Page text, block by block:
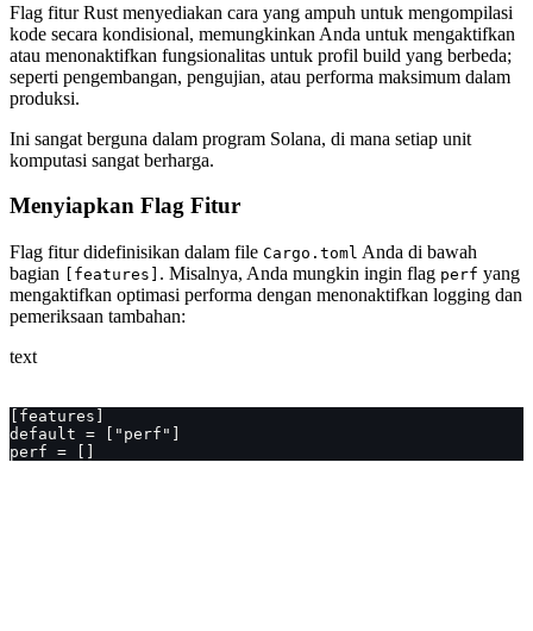
Flag fitur Rust menyediakan cara yang ampuh untuk mengompilasi
kode secara kondisional, memungkinkan Anda untuk mengaktifkan
atau menonaktifkan fungsionalitas untuk profil build yang berbeda;
seperti pengembangan, pengujian, atau performa maksimum dalam
produksi.
Ini sangat berguna dalam program Solana, di mana setiap unit
komputasi sangat berharga.
Menyiapkan Flag Fitur
Flag fitur didefinisikan dalam file Cargo.toml Anda di bawah
bagian
[features] . Misalnya, Anda mungkin ingin flag perf yang
mengaktifkan optimasi performa dengan menonaktifkan logging dan
pemeriksaan tambahan:
text
[features]
default = ["perf"]
perf = []